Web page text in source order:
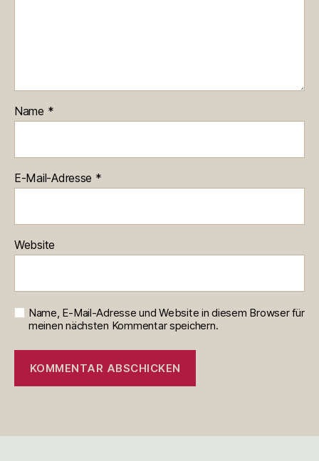
Name *
E-Mail-Adresse *
Website
Name, E-Mail-Adresse und Website in diesem Browser für
meinen nächsten Kommentar speichern.